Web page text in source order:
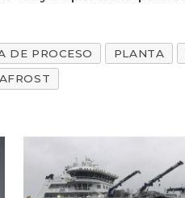
DE PROCESO PLANTA